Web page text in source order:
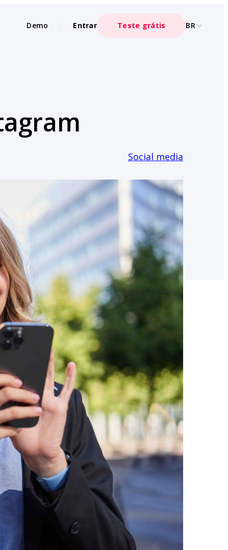
Demo Entrar Teste grátis BR
Social media